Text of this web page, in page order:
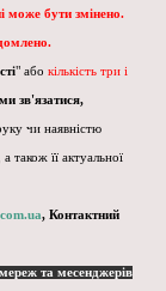
може бути змінено.
" або кількість три і
зв'язатися,
чи наявністю
також її актуальної
, Контактний
та месенджерів